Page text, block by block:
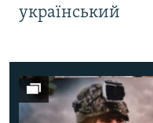
український